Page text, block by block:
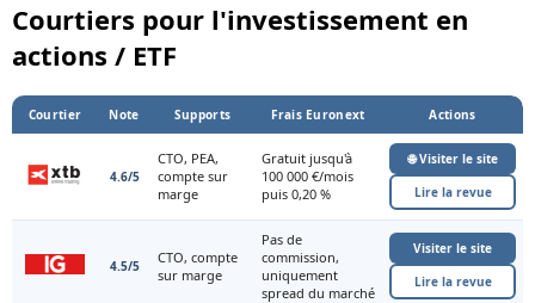
Courtiers pour l'investissement en
actions / ETF
Courtier Note Supports Frais Euronext Actions
4.6/5
CTO, PEA,
compte sur
marge
Gratuit jusqu'à
100 000 €/mois
puis 0,20 %
🌐 Visiter le site
Lire la revue
4.5/5
CTO, compte
sur marge
Pas de
commission,
uniquement
spread du marché
Visiter le site
Lire la revue